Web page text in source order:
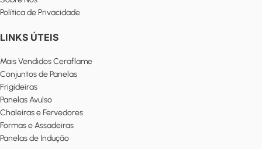
Política de Privacidade
LINKS ÚTEIS
Mais Vendidos Ceraflame
Conjuntos de Panelas
Frigideiras
Panelas Avulso
Chaleiras e Fervedores
Formas e Assadeiras
Panelas de Indução